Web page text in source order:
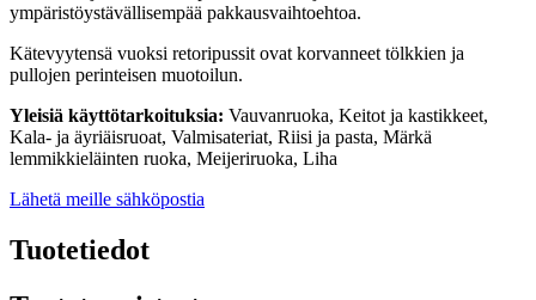
ympäristöystävällisempää pakkausvaihtoehtoa.
Kätevyytensä vuoksi retoripussit ovat korvanneet tölkkien ja
pullojen perinteisen muotoilun.
Yleisiä käyttötarkoituksia: Vauvanruoka, Keitot ja kastikkeet,
Kala- ja äyriäisruoat, Valmisateriat, Riisi ja pasta, Märkä
lemmikkieläinten ruoka, Meijeriruoka, Liha
Lähetä meille sähköpostia
Tuotetiedot